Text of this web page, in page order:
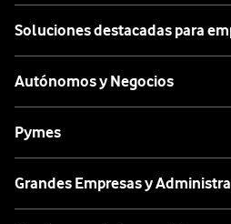
Soluciones destacadas para
Autónomos y Negocios
Pymes
Grandes Empresas y